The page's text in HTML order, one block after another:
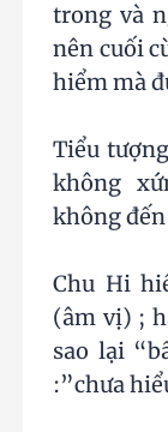
trong và
nên cuối
hiểm mà
Tiểu
không
không
Chu Hi
(âm vị) ;
sao lại
:”chưa